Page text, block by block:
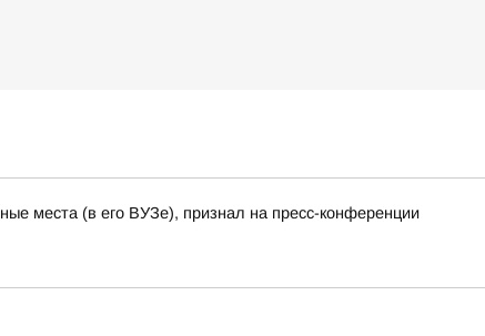
места (в его ВУЗе), признал на пресс-конференции